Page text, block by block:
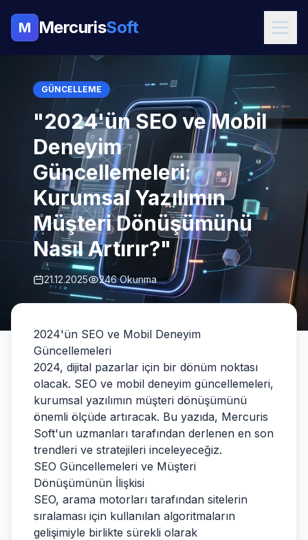
M MercurisSoft
GÜNCELLEME
"2024'ün SEO ve Mobil
Deneyim
Güncellemeleri:
Kurumsal Yazılımın
Müşteri Dönüşümünü
Nasıl Artırır?"
21.12.2025 246 Okunma
2024'ün SEO ve Mobil Deneyim
Güncellemeleri
2024, dijital pazarlar için bir dönüm noktası
olacak. SEO ve mobil deneyim güncellemeleri,
kurumsal yazılımın müşteri dönüşümünü
önemli ölçüde artıracak. Bu yazıda, Mercuris
Soft'un uzmanları tarafından derlenen en son
trendleri ve stratejileri inceleyeceğiz.
SEO Güncellemeleri ve Müşteri
Dönüşümünün İlişkisi
SEO, arama motorları tarafından sitelerin
sıralaması için kullanılan algoritmaların
gelişimiyle birlikte sürekli olarak